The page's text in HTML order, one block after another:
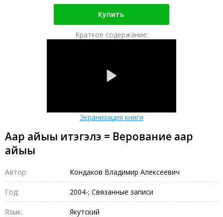
Купить
Краткое содержание:
Экранизация книги
Аар айыы итэгэлэ = Верование аар
айыы
Автор: Кондаков Владимир Алексеевич
Год: 2004-; Связанные записи
Язык: Якутский